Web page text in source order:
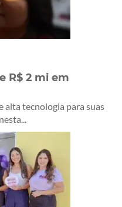
R$ 2 mi em
alta tecnologia para suas